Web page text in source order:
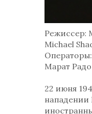
Michael
Марат
22 июня